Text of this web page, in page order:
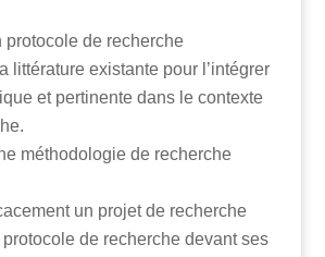
protocole de recherche
littérature existante pour l’intégrer
et pertinente dans le contexte
méthodologie de recherche
un projet de recherche
de recherche devant ses